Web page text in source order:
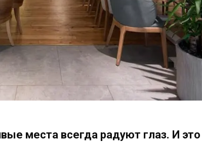
места всегда радуют глаз. И